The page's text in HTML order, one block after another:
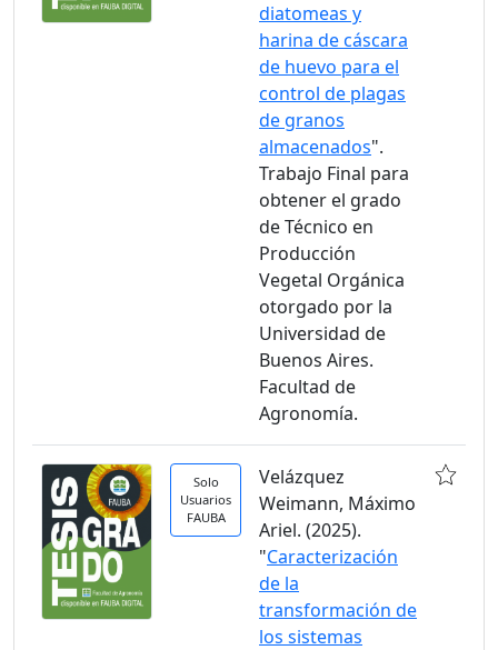
diatomeas y
harina de cáscara
de huevo para el
control de plagas
de granos
almacenados".
Trabajo Final para
obtener el grado
de Técnico en
Producción
Vegetal Orgánica
otorgado por la
Universidad de
Buenos Aires.
Facultad de
Agronomía.
Solo
Usuarios
FAUBA
Velázquez
Weimann, Máximo
Ariel. (2025).
"Caracterización
de la
transformación de
los sistemas